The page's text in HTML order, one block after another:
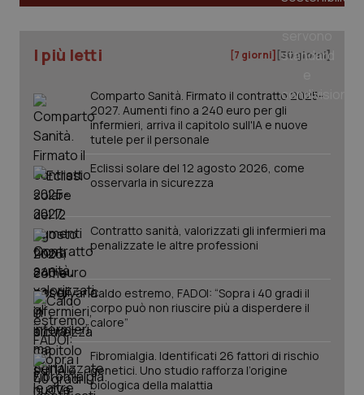
I più letti [7 giorni] [30 giorni]
Comparto Sanità. Firmato il contratto 2025-
2027. Aumenti fino a 240 euro per gli
infermieri, arriva il capitolo sull'IA e nuove
tutele per il personale
Eclissi solare del 12 agosto 2026, come
osservarla in sicurezza
Contratto sanità, valorizzati gli infermieri ma
penalizzate le altre professioni
Caldo estremo, FADOI: “Sopra i 40 gradi il
corpo può non riuscire più a disperdere il
calore”
Fibromialgia. Identificati 26 fattori di rischio
genetici. Uno studio rafforza l’origine
biologica della malattia
PHPSESSID